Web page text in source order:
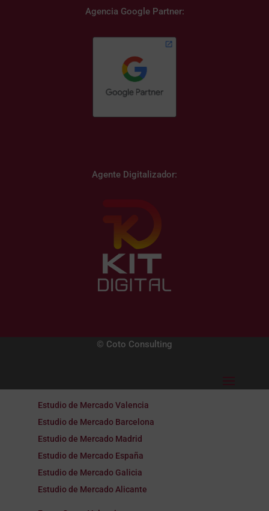
Agencia Google Partner:
Agente Digitalizador:
© Coto Consulting
Estudio de Mercado Valencia
Estudio de Mercado Barcelona
Estudio de Mercado Madrid
Estudio de Mercado España
Estudio de Mercado Galicia
Estudio de Mercado Alicante